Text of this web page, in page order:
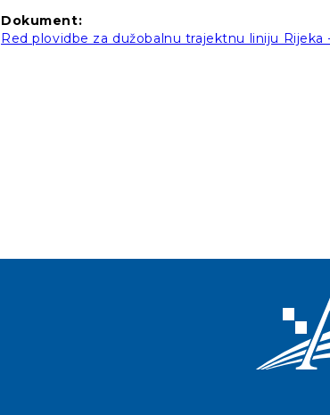
Dokument:
Red plovidbe za dužobalnu trajektnu liniju Rijeka